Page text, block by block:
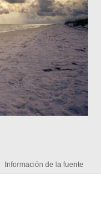
Información de la fuente